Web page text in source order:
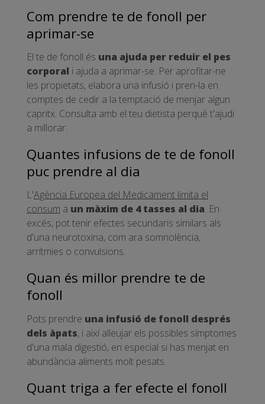
Com prendre te de fonoll per
aprimar-se
El te de fonoll és una ajuda per reduir el pes
corporal i ajuda a aprimar-se. Per aprofitar-ne
les propietats, elabora una infusió i pren-la en
comptes de cedir a la temptació de menjar algun
capritx. Consulta amb el teu dietista perquè t'ajudi
a millorar.
Quantes infusions de te de fonoll
puc prendre al dia
L'Agència Europea del Medicament limita el
consum a un màxim de 4 tasses al dia. En
excés, pot tenir efectes secundaris similars als
d'una neurotoxina, com ara somnolència,
arrítmies o convulsions.
Quan és millor prendre te de
fonoll
Pots prendre una infusió de fonoll després
dels àpats, i així alleujar els possibles símptomes
d'una mala digestió, en especial si has menjat en
abundància aliments molt pesats.
Quant triga a fer efecte el fonoll